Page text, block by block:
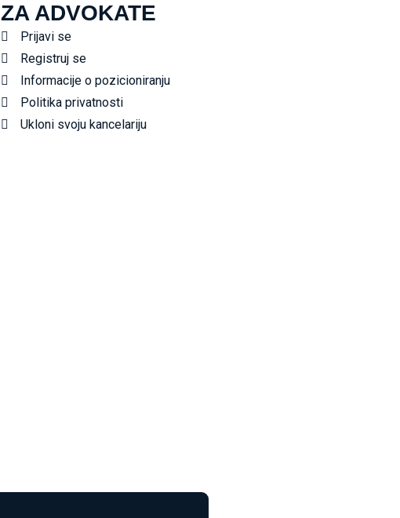
ZA ADVOKATE
Prijavi se
Registruj se
Informacije o pozicioniranju
Politika privatnosti
Ukloni svoju kancelariju